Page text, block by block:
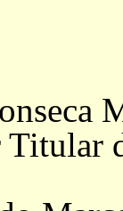
Titular